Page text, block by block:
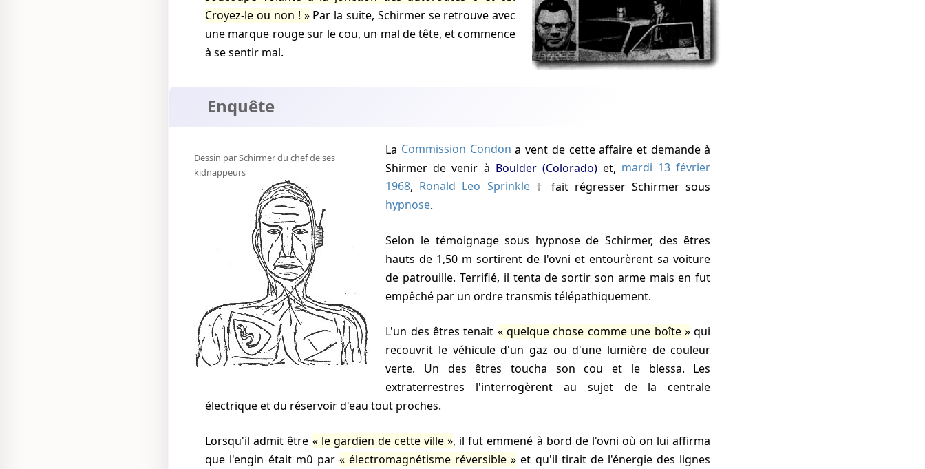
Croyez-le ou non !
Par la suite, Schirmer se retrouve avec
une marque rouge sur le cou, un mal de tête, et commence
à se sentir mal.
Enquête
Dessin par Schirmer du chef de ses
kidnappeurs
La Commission Condon a vent de cette affaire et demande à
Shirmer de venir à Boulder (Colorado)et, mardi 13 février
1968, Ronald Leo Sprinkle
fait régresser Schirmer sous
hypnose.
Selon le témoignage sous hypnose de Schirmer, des êtres
hauts de 1,50 m sortirent de l'ovni et entourèrent sa voiture
de patrouille. Terrifié, il tenta de sortir son arme mais en fut
empêché par un ordre transmis télépathiquement.
L'un des êtres tenait quelque chose comme une boîte
qui
recouvrit le véhicule d'un gaz ou d'une lumière de couleur
verte. Un des êtres toucha son cou et le blessa. Les
extraterrestres l'interrogèrent au sujet de la centrale
électrique et du réservoir d'eau tout proches.
Lorsqu'il admit être le gardien de cette ville
, il fut emmené à bord de l'ovni où on lui affirma
que l'engin était mû par
électromagnétisme réversible
et qu'il tirait de l'énergie des lignes